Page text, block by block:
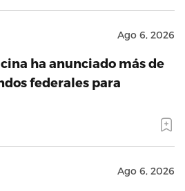
Ago 6, 2026
ha anunciado más de
federales para
Ago 6, 2026